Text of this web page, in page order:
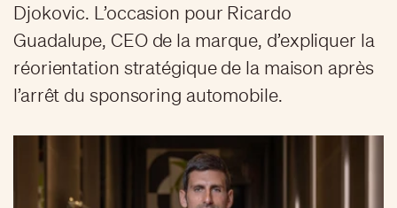
Djokovic. L’occasion pour Ricardo
Guadalupe, CEO de la marque, d’expliquer la
réorientation stratégique de la maison après
l’arrêt du sponsoring automobile.